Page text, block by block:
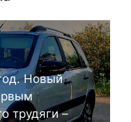
Новый
трудяги –